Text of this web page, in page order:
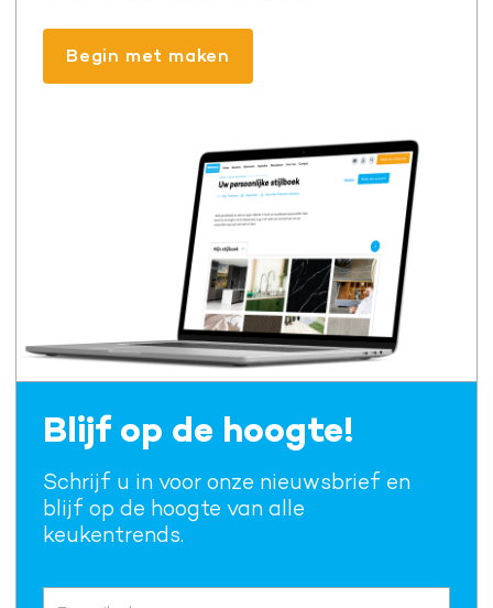
Begin met maken
Blijf op de hoogte!
Schrijf u in voor onze nieuwsbrief en
blijf op de hoogte van alle
keukentrends.